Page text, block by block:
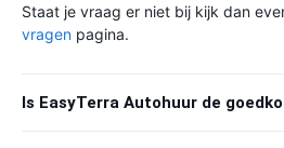
Staat je vraag er niet bij kijk dan
vragen pagina.
Is EasyTerra Autohuur de